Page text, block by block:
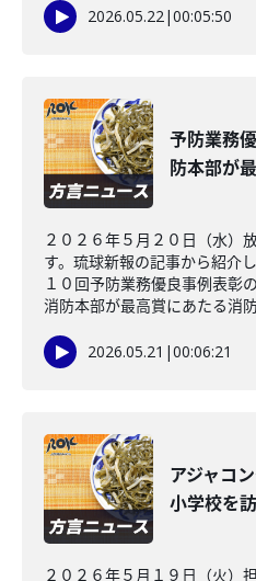
2026.05.22|00:05:50
予防業務
防本部が
２０２６年５月２０日（水）
す。琉球新報の記事から紹介
１０回予防業務優良事例表彰
消防本部が最高賞にあたる消
2026.05.21 |00:06:21
アジャコ
小学校を
２０２６年５月１９日（火）